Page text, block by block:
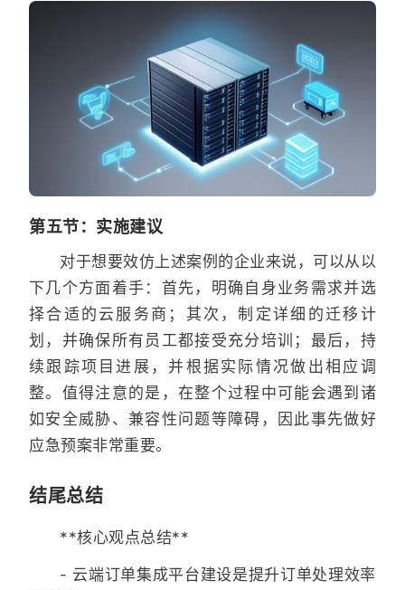
第五节：实施建议
对于想要效仿上述案例的企业来说，可以从以
下几个方面着手：首先，明确自身业务需求并选
择合适的云服务商；其次，制定详细的迁移计
划，并确保所有员工都接受充分培训；最后，持
续跟踪项目进展，并根据实际情况做出相应调
整。值得注意的是，在整个过程中可能会遇到诸
如安全威胁、兼容性问题等障碍，因此事先做好
应急预案非常重要。
结尾总结
**核心观点总结**
- 云端订单集成平台建设是提升订单处理效率